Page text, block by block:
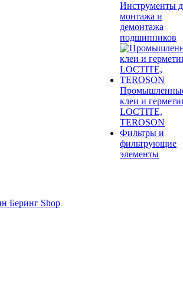
Инструменты
монтажа и
демонтажа
подшипников
клеи и
LOCTITE,
TEROSON
Фильтры и
фильтрующие
элементы